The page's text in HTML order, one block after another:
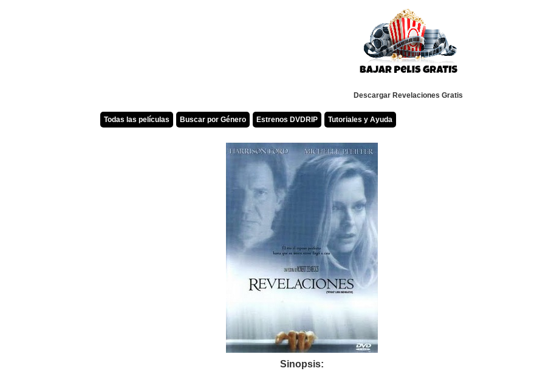
Descargar Revelaciones Gratis
Todas las películas Buscar por Género Estrenos DVDRIP Tutoriales y Ayuda
Sinopsis: